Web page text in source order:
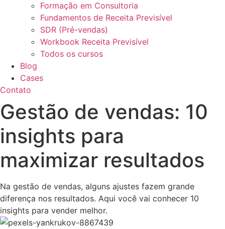
Formação em Consultoria
Fundamentos de Receita Previsível
SDR (Pré-vendas)
Workbook Receita Previsível
Todos os cursos
Blog
Cases
Contato
Gestão de vendas: 10
insights para
maximizar resultados
Na gestão de vendas, alguns ajustes fazem grande
diferença nos resultados. Aqui você vai conhecer 10
insights para vender melhor.